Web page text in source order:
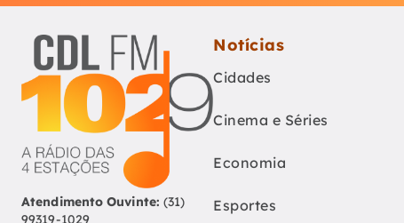
Atendimento Ouvinte: (31)
99319-1029
Notícias
Cidades
Cinema e Séries
Economia
Esportes